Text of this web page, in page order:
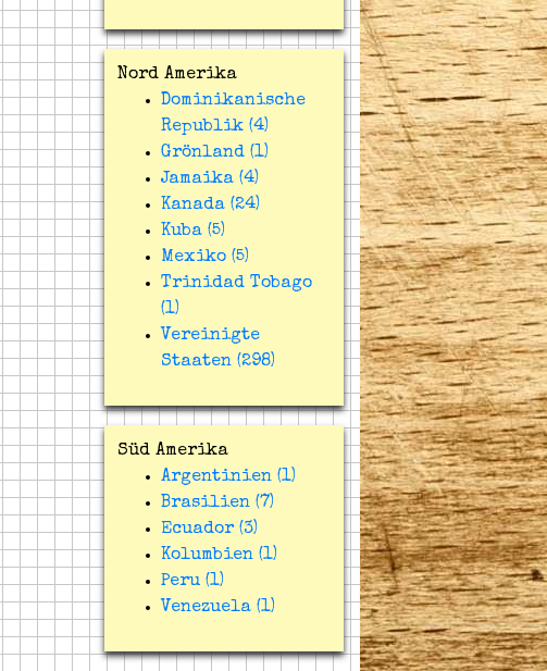
Nord Amerika
Dominikanische
Republik (4)
Grönland (1)
Jamaika (4)
Kanada (24)
Kuba (5)
Mexiko (5)
Trinidad Tobago
(1)
Vereinigte
Staaten (298)
Süd Amerika
Argentinien (1)
Brasilien (7)
Ecuador (3)
Kolumbien (1)
Peru (1)
Venezuela (1)